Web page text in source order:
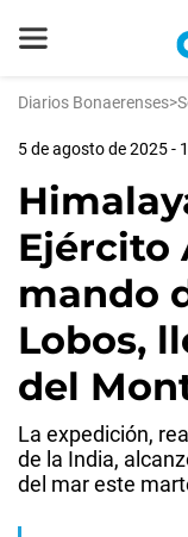
Diarios Bonaerenses>
5 de agosto de 2025 -
Ejército
mando
Lobos,
del
La expedición,
de la India,
del mar este